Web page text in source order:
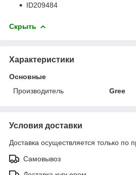
ID209484
Скрыть
Характеристики
Основные
Производитель
Gree
Условия доставки
Доставка осуществляется только по
Самовывоз